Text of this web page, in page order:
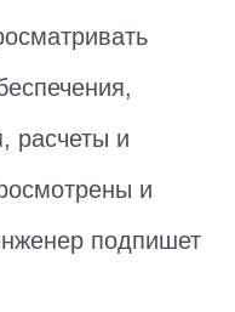
расчеты и
и
подпишет